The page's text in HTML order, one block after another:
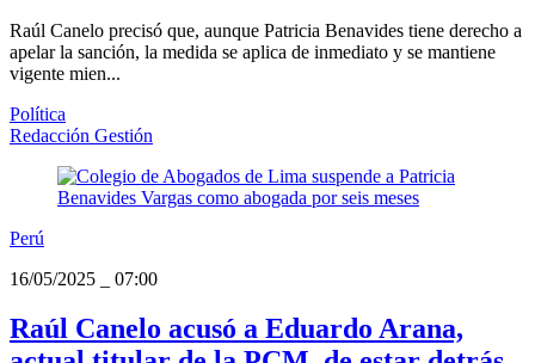
Raúl Canelo precisó que, aunque Patricia Benavides tiene derecho a
apelar la sanción, la medida se aplica de inmediato y se mantiene
vigente mien...
Política
Redacción Gestión
Perú
16/05/2025
07:00
Raúl Canelo acusó a Eduardo Arana,